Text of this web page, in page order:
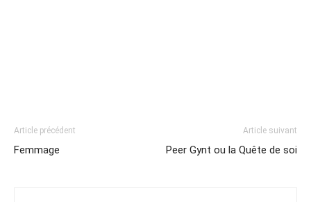
Article précédent
Femmage
Article suivant
Peer Gynt ou la Quête de soi